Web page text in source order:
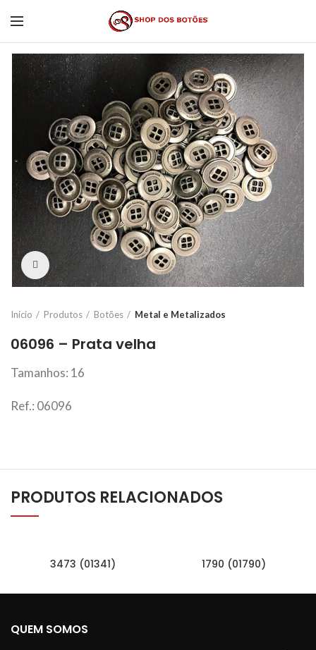
Click to enlarge
Início Produtos Botões Metal e Metalizados
06096 – Prata velha
Tamanhos: 16
Ref.: 06096
PRODUTOS RELACIONADOS
3473 (01341) 1790 (01790)
QUEM SOMOS